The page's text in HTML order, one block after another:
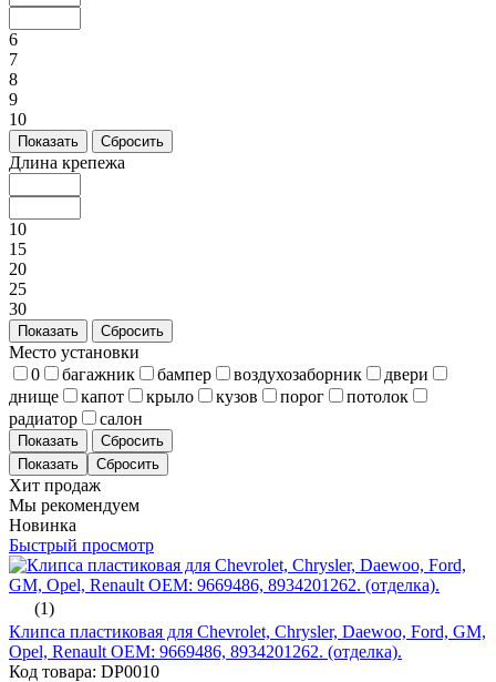
6
7
8
9
10
Показать Сбросить
Длина крепежа
10
15
20
25
30
Показать Сбросить
Место установки
0
багажник бампер воздухозаборник
двери
днище
капот крыло кузов порог
потолок
радиатор
салон
Показать Сбросить
Хит продаж
Мы рекомендуем
Новинка
Быстрый просмотр
(1)
Клипса пластиковая для Chevrolet, Chrysler, Daewoo, Ford, GM,
Opel, Renault ОЕМ: 9669486, 8934201262. (отделка).
Код товара: DP0010